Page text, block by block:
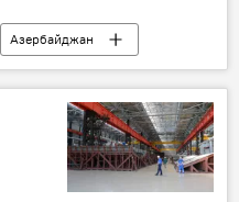
Азербайджан